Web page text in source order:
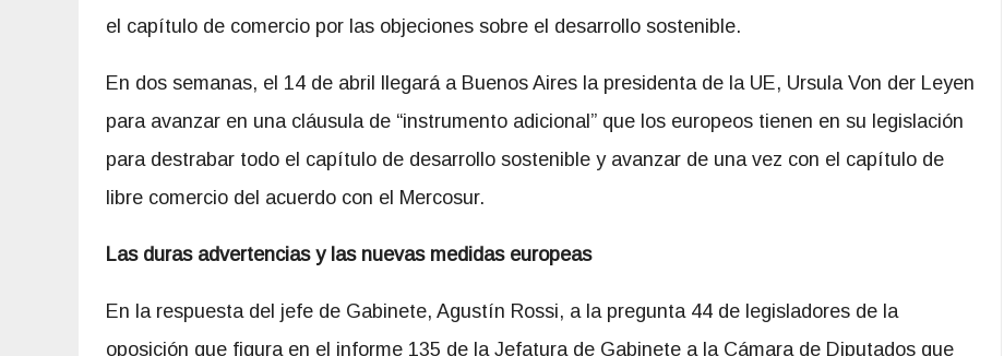
el capítulo de comercio por las objeciones sobre el desarrollo sostenible.
En dos semanas, el 14 de abril llegará a Buenos Aires la presidenta de la UE, Ursula Von der Leyen
para avanzar en una cláusula de “instrumento adicional” que los europeos tienen en su legislación
para destrabar todo el capítulo de desarrollo sostenible y avanzar de una vez con el capítulo de
libre comercio del acuerdo con el Mercosur.
Las duras advertencias y las nuevas medidas europeas
En la respuesta del jefe de Gabinete, Agustín Rossi, a la pregunta 44 de legisladores de la
oposición que figura en el informe 135 de la Jefatura de Gabinete a la Cámara de Diputados que